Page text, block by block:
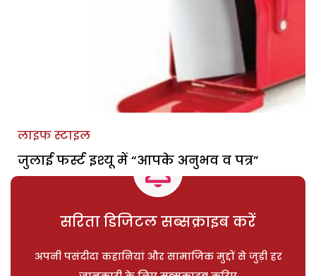
लाइफ स्टाइल
जुलाई फर्स्ट इश्यू में “आपके अनुभव व पत्र”
सरिता डिजिटल सब्सक्राइब करें
अपनी पसंदीदा कहानियां और सामाजिक मुद्दों से जुड़ी हर